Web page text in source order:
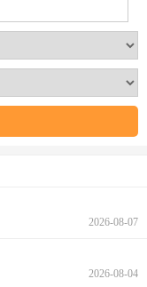
2026-08-07
2026-08-04